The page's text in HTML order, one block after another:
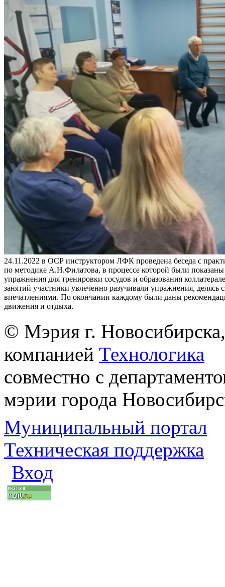
24.11.2022 в ОСР инструктором ЛФК проведена беседа с
по методике А.Н.Филатова, в процессе которой были
упражнения для тренировки сосудов и образования
занятий участники увлеченно разучивали упражнения, делясь
впечатлениями. По окончании каждому были даны
движения и отдыха.
© Мэрия г.
компанией Технологика
совместно с
мэрии города
Муниципальный портал
Техническая поддержка
Вход